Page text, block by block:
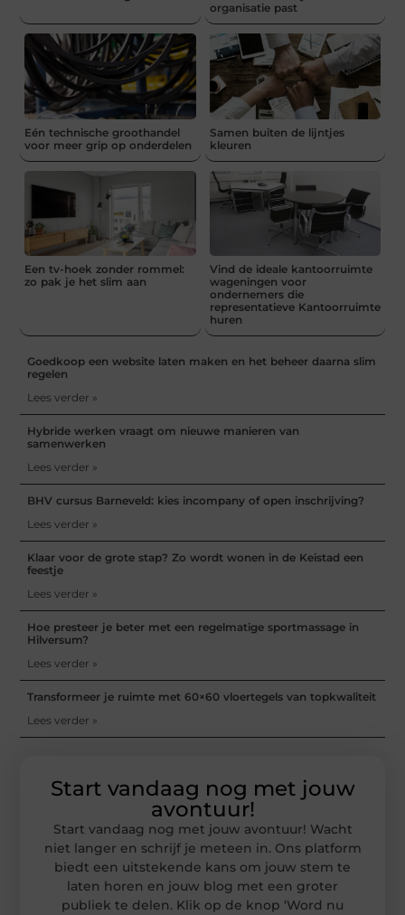
organisatie past
Eén technische groothandel
voor meer grip op onderdelen
Samen buiten de lijntjes
kleuren
Een tv-hoek zonder rommel:
zo pak je het slim aan
Vind de ideale kantoorruimte
wageningen voor
ondernemers die
representatieve Kantoorruimte
huren
Goedkoop een website laten maken en het beheer daarna slim
regelen
Lees verder »
Hybride werken vraagt om nieuwe manieren van
samenwerken
Lees verder »
BHV cursus Barneveld: kies incompany of open inschrijving?
Lees verder »
Klaar voor de grote stap? Zo wordt wonen in de Keistad een
feestje
Lees verder »
Hoe presteer je beter met een regelmatige sportmassage in
Hilversum?
Lees verder »
Transformeer je ruimte met 60×60 vloertegels van topkwaliteit
Lees verder »
Start vandaag nog met jouw
avontuur!
Start vandaag nog met jouw avontuur! Wacht
niet langer en schrijf je meteen in. Ons platform
biedt een uitstekende kans om jouw stem te
laten horen en jouw blog met een groter
publiek te delen. Klik op de knop ‘Word nu